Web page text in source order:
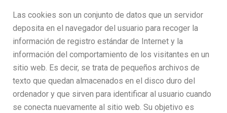
Las cookies son un conjunto de datos que un servidor
deposita en el navegador del usuario para recoger la
información de registro estándar de Internet y la
información del comportamiento de los visitantes en un
sitio web. Es decir, se trata de pequeños archivos de
texto que quedan almacenados en el disco duro del
ordenador y que sirven para identificar al usuario cuando
se conecta nuevamente al sitio web. Su objetivo es